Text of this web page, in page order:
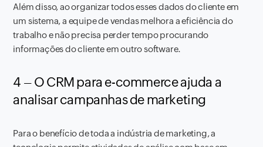
Além disso, ao organizar todos esses dados do cliente em
um sistema, a equipe de vendas melhora a eficiência do
trabalho e não precisa perder tempo procurando
informações do cliente em outro software.
4 – O CRM para e-commerce ajuda a
analisar campanhas de marketing
Para o benefício de toda a indústria de marketing, a